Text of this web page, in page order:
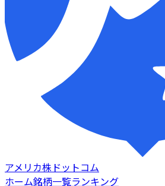
アメリカ株ドットコム
ホーム銘柄一覧ランキング